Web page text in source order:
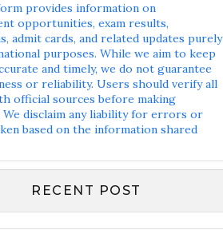
provides information on
opportunities, exam results,
admit cards, and related updates purely
purposes. While we aim to keep
and timely, we do not guarantee
or reliability. Users should verify all
official sources before making
We disclaim any liability for errors or
based on the information shared
RECENT POST